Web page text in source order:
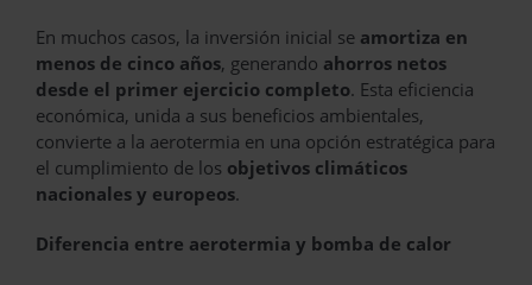
En muchos casos, la inversión inicial se amortiza en
menos de cinco años, generando ahorros netos
desde el primer ejercicio completo. Esta eficiencia
económica, unida a sus beneficios ambientales,
convierte a la aerotermia en una opción estratégica para
el cumplimiento de los objetivos climáticos
nacionales y europeos.
Diferencia entre aerotermia y bomba de calor